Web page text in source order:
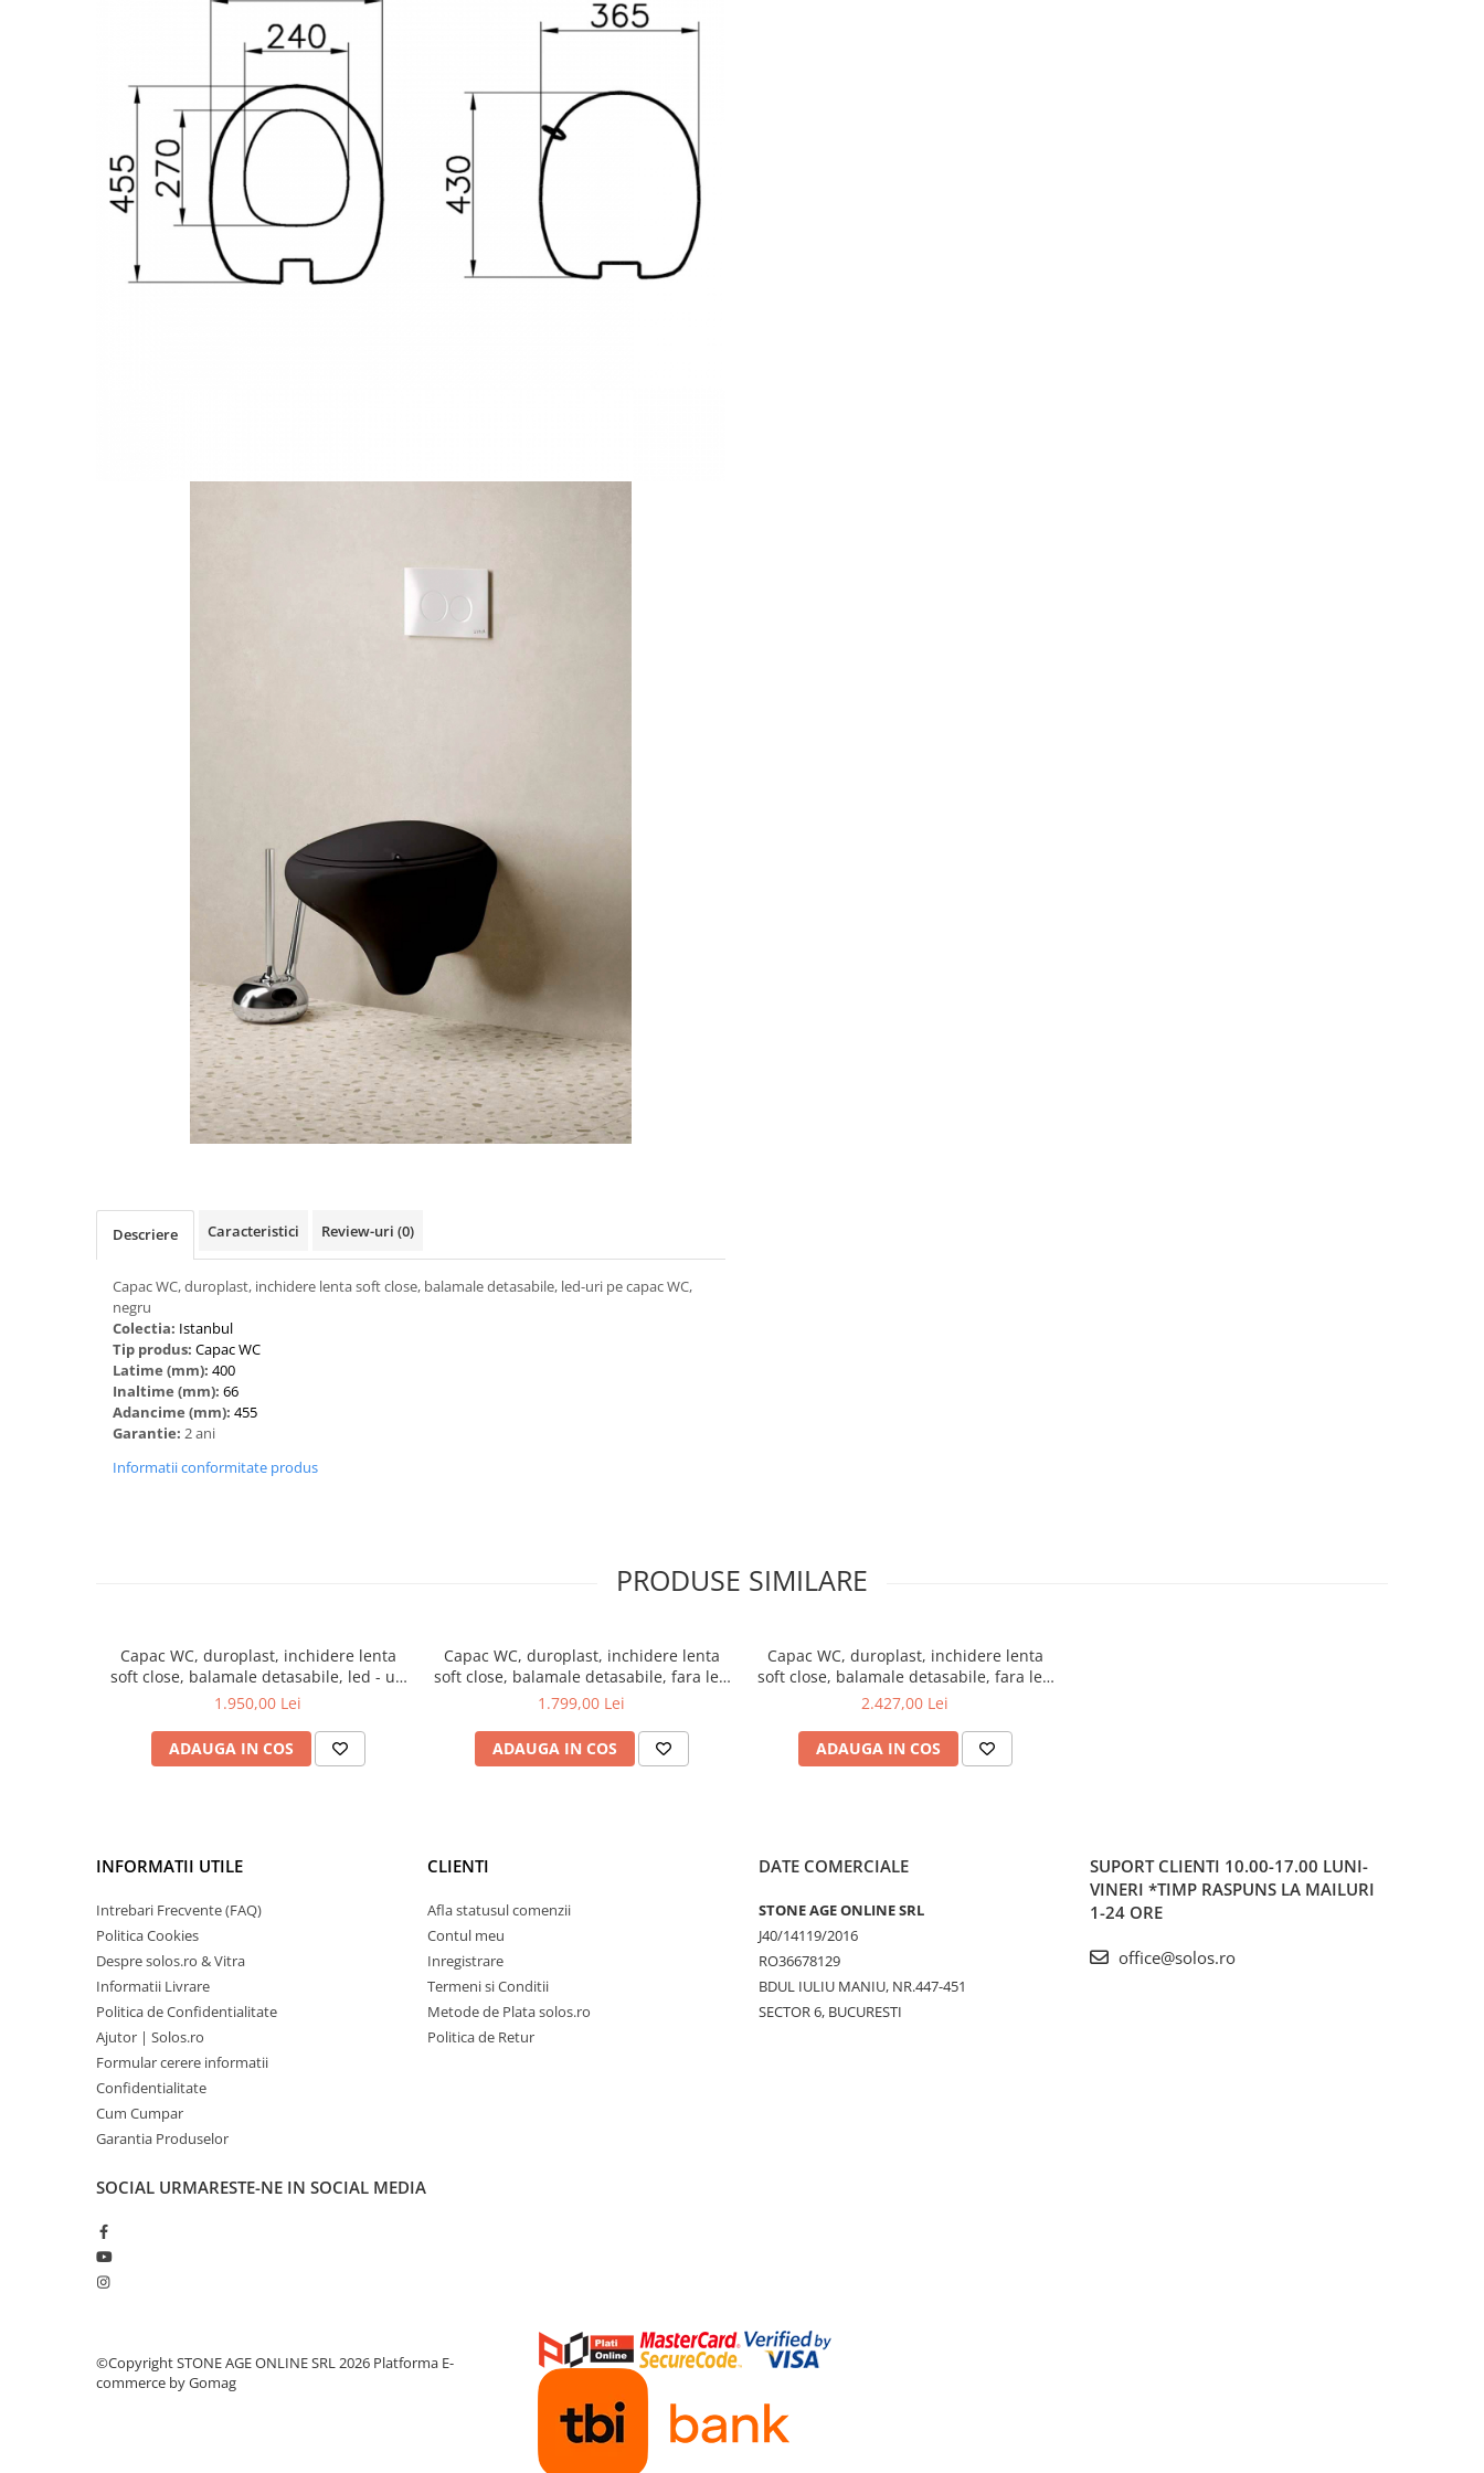
Descriere Caracteristici Review-uri (0)
Capac WC, duroplast, inchidere lenta soft close, balamale detasabile, led-uri pe capac WC,
negru
Colectia: Istanbul
Tip produs: Capac WC
Latime (mm): 400
Inaltime (mm): 66
Adancime (mm): 455
Garantie: 2 ani
Informatii conformitate produs
PRODUSE SIMILARE
Capac WC, duroplast, inchidere lenta
soft close, balamale detasabile, led - uri
pe capac WC, alb | 166-003-009
1.950,00 Lei
ADAUGA IN COS
Capac WC, duroplast, inchidere lenta
soft close, balamale detasabile, fara led
- uri, alb | 166-003-109
1.799,00 Lei
ADAUGA IN COS
Capac WC, duroplast, inchidere lenta
soft close, balamale detasabile, fara led
- uri, negru | 166-070-109
2.427,00 Lei
ADAUGA IN COS
INFORMATII UTILE
Intrebari Frecvente (FAQ)
Politica Cookies
Despre solos.ro & Vitra
Informatii Livrare
Politica de Confidentialitate
Ajutor | Solos.ro
Formular cerere informatii
Confidentialitate
Cum Cumpar
Garantia Produselor
CLIENTI
Afla statusul comenzii
Contul meu
Inregistrare
Termeni si Conditii
Metode de Plata solos.ro
Politica de Retur
DATE COMERCIALE
STONE AGE ONLINE SRL
J40/14119/2016
RO36678129
BDUL IULIU MANIU, NR.447-451
SECTOR 6, BUCURESTI
SUPORT CLIENTI 10.00-17.00 LUNI-
VINERI *TIMP RASPUNS LA MAILURI
1-24 ORE
office@solos.ro
SOCIAL URMARESTE-NE IN SOCIAL MEDIA
©Copyright STONE AGE ONLINE SRL 2026 Platforma E-
commerce by Gomag